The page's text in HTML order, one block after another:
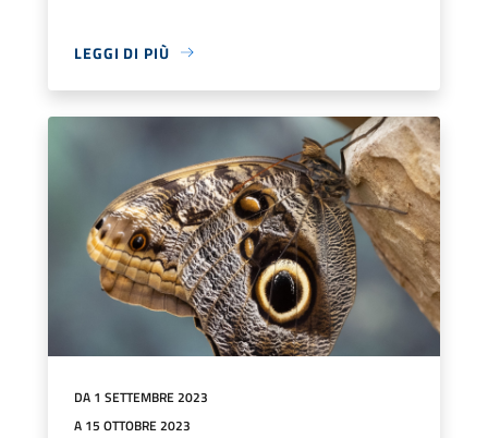
LEGGI DI PIÙ
DA 1 SETTEMBRE 2023
A 15 OTTOBRE 2023